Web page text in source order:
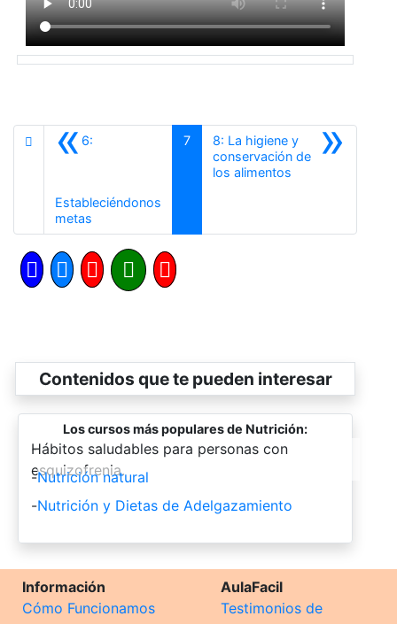
«6:
Estableciéndonos
metas
7 »
8: La higiene y
conservación de
los alimentos
Contenidos que te pueden interesar
Los cursos más populares de Nutrición:
-
Hábitos saludables para personas con
esquizofrenia.
-Nutrición natural
-Nutrición y Dietas de Adelgazamiento
Información
Cómo Funcionamos
AulaFacil
Testimonios de